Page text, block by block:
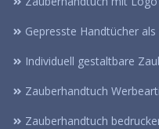
Gepresste Handtücher
Individuell gestaltbare
Zauberhandtuch
Zauberhandtuch